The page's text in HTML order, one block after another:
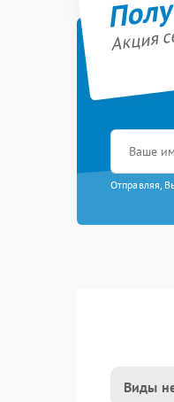
Акция
Отправляя,
Виды